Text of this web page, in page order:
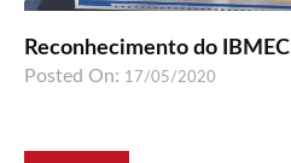
Reconhecimento do IBMEC
Posted On: 17/05/2020